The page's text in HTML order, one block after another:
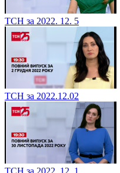
ТСН за 2022. 12. 5
ТСН за 2022.12.02
ТСН за 2022. 12. 1